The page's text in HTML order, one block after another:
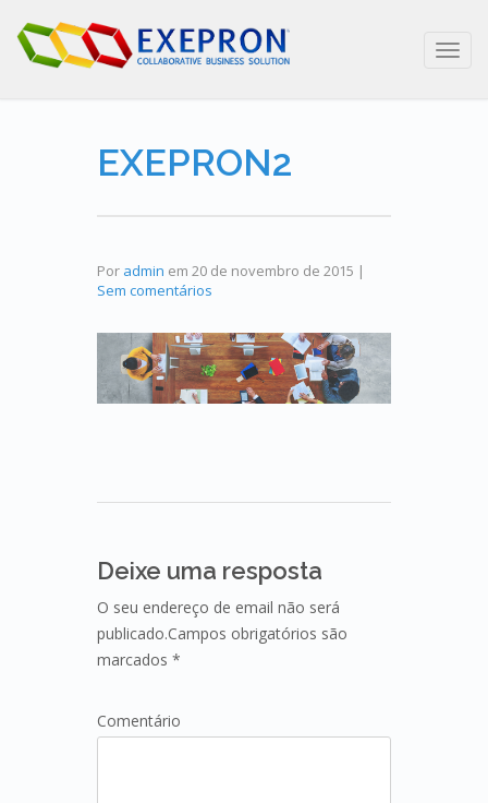
EXEPRON2
Por admin em 20 de novembro de 2015 |
Sem comentários
Deixe uma resposta
O seu endereço de email não será
publicado.Campos obrigatórios são
marcados *
Comentário